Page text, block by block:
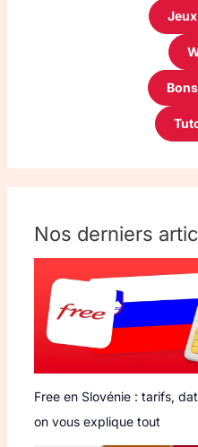
Nos derniers
Free en Slovénie : tarifs,
on vous explique tout